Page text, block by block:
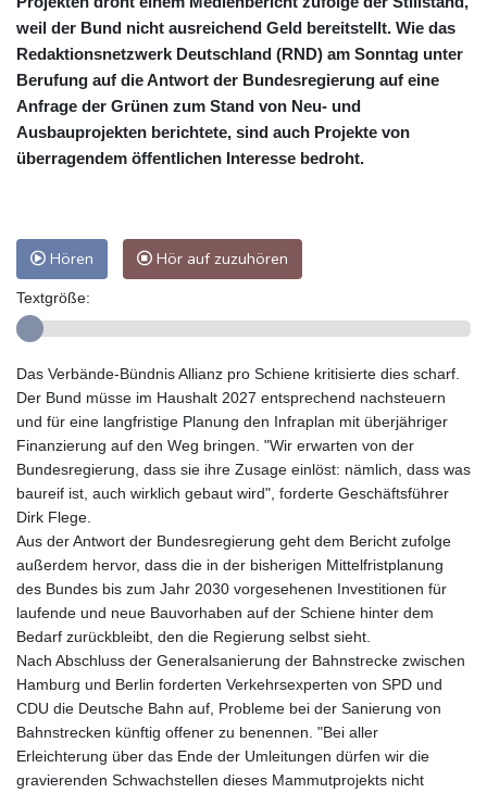
weil der Bund nicht ausreichend Geld bereitstellt. Wie das
Redaktionsnetzwerk Deutschland (RND) am Sonntag unter
Berufung auf die Antwort der Bundesregierung auf eine
Anfrage der Grünen zum Stand von Neu- und
Ausbauprojekten berichtete, sind auch Projekte von
überragendem öffentlichen Interesse bedroht.
Hören Hör auf zuzuhören
Textgröße:
Das Verbände-Bündnis Allianz pro Schiene kritisierte dies scharf.
Der Bund müsse im Haushalt 2027 entsprechend nachsteuern
und für eine langfristige Planung den Infraplan mit überjähriger
Finanzierung auf den Weg bringen. "Wir erwarten von der
Bundesregierung, dass sie ihre Zusage einlöst: nämlich, dass was
baureif ist, auch wirklich gebaut wird", forderte Geschäftsführer
Dirk Flege.
Aus der Antwort der Bundesregierung geht dem Bericht zufolge
außerdem hervor, dass die in der bisherigen Mittelfristplanung
des Bundes bis zum Jahr 2030 vorgesehenen Investitionen für
laufende und neue Bauvorhaben auf der Schiene hinter dem
Bedarf zurückbleibt, den die Regierung selbst sieht.
Nach Abschluss der Generalsanierung der Bahnstrecke zwischen
Hamburg und Berlin forderten Verkehrsexperten von SPD und
CDU die Deutsche Bahn auf, Probleme bei der Sanierung von
Bahnstrecken künftig offener zu benennen. "Bei aller
Erleichterung über das Ende der Umleitungen dürfen wir die
gravierenden Schwachstellen dieses Mammutprojekts nicht